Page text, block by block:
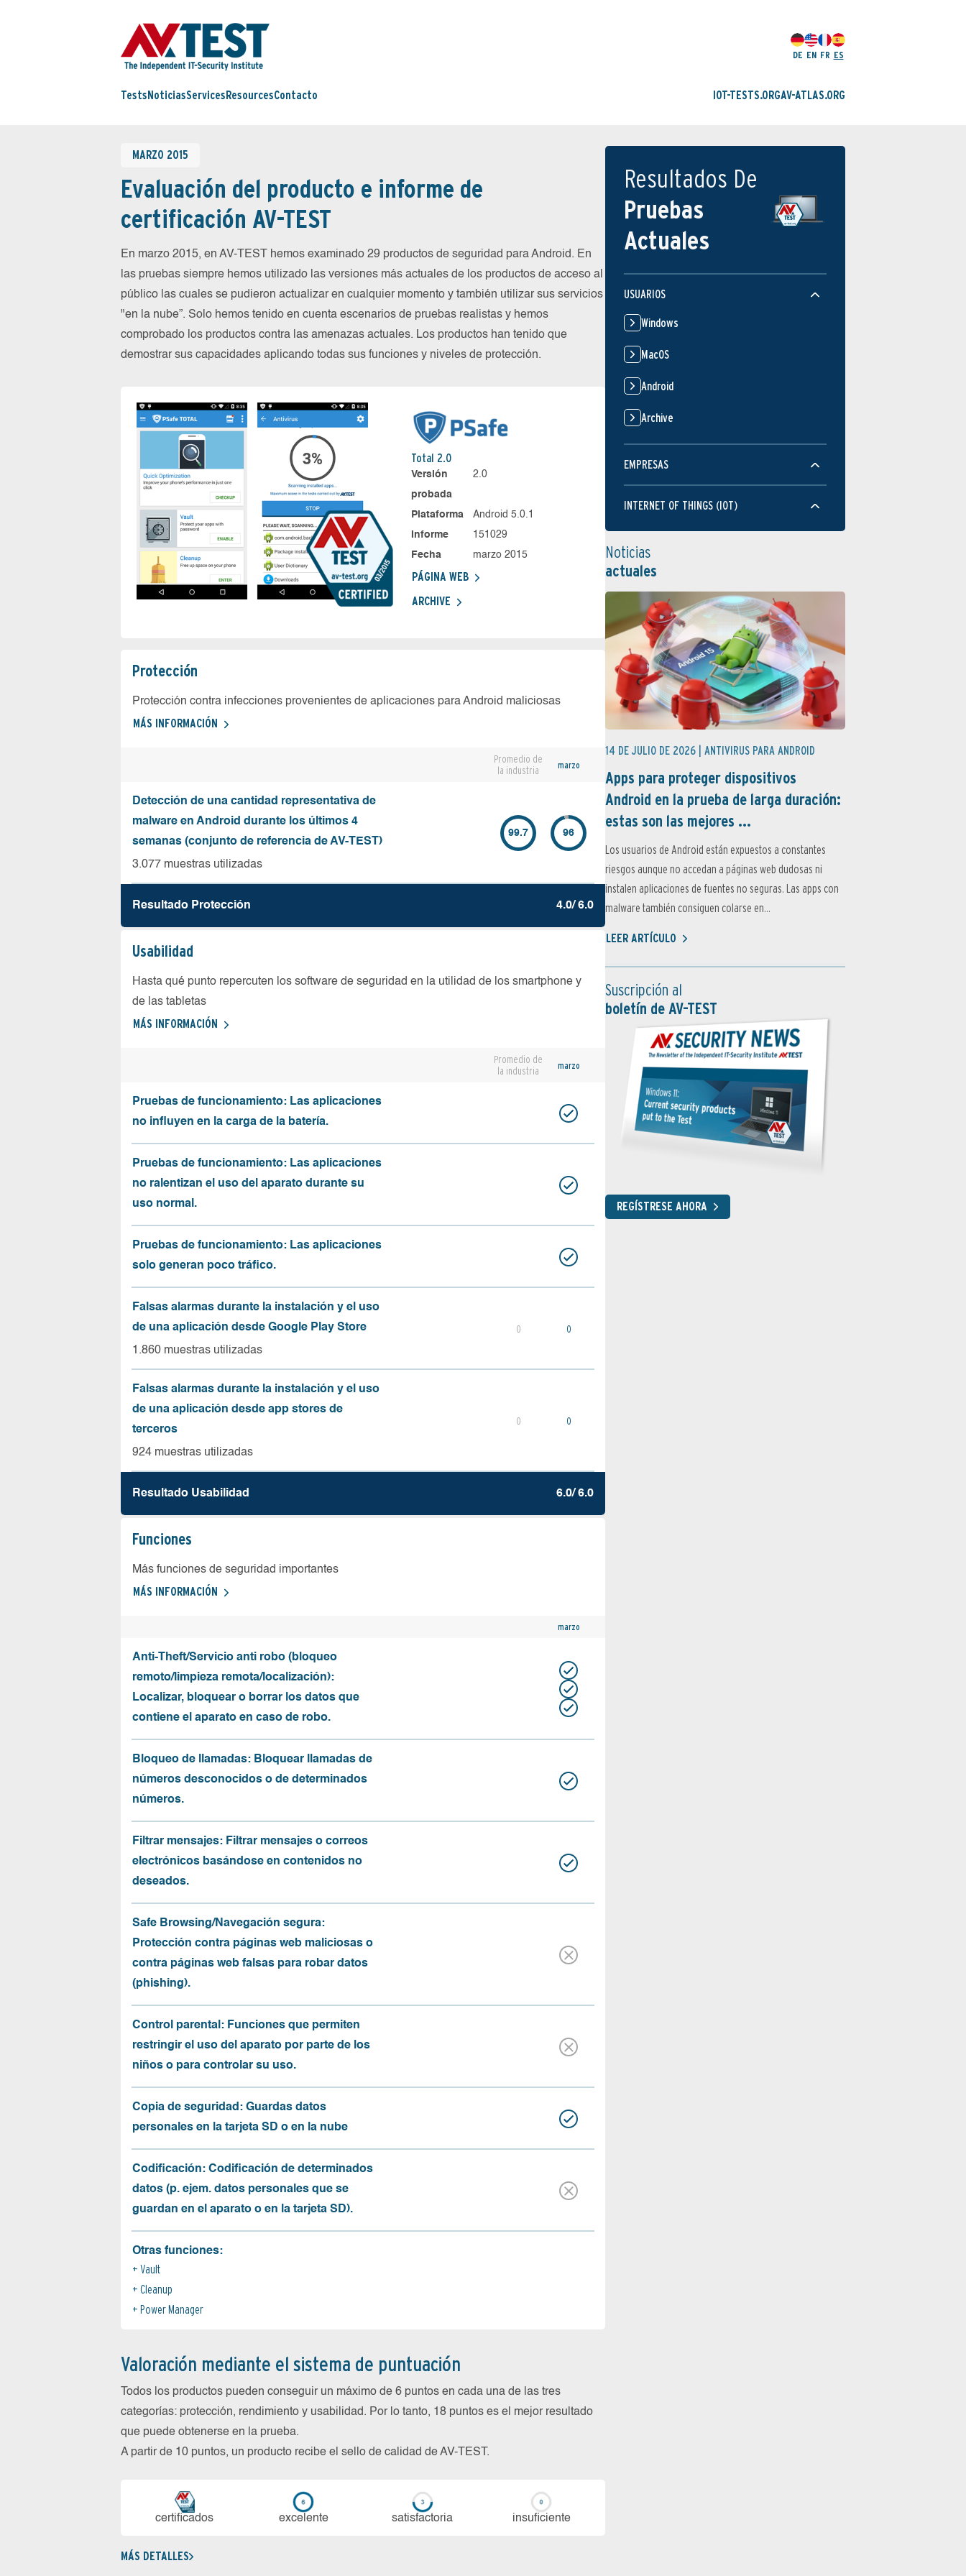
DE EN FR ES
Tests NoticiasServices ResourcesContacto IOT-TESTS.ORGAV-ATLAS.ORG
MARZO 2015
Evaluación del producto e informe de
certificación AV-TEST
En marzo 2015, en AV-TEST hemos examinado 29 productos de seguridad para Android. En
las pruebas siempre hemos utilizado las versiones más actuales de los productos de acceso al
público las cuales se pudieron actualizar en cualquier momento y también utilizar sus servicios
"en la nube”. Solo hemos tenido en cuenta escenarios de pruebas realistas y hemos
comprobado los productos contra las amenazas actuales. Los productos han tenido que
demostrar sus capacidades aplicando todas sus funciones y niveles de protección.
Total 2.0
Versión
probada
2.0
Plataforma
Android 5.0.1
Informe
151029
Fecha
marzo 2015
PÁGINA WEB
ARCHIVE
Protección
Protección contra infecciones provenientes de aplicaciones para Android maliciosas
MÁS INFORMACIÓN
Promedio de
la industria
marzo
Detección de una cantidad representativa de
malware en Android durante los últimos 4
semanas (conjunto de referencia de AV-TEST)
3.077 muestras utilizadas
99.7 96
Resultado Protección 4.0/ 6.0
Usabilidad
Hasta qué punto repercuten los software de seguridad en la utilidad de los smartphone y
de las tabletas
MÁS INFORMACIÓN
Promedio de
la industria
marzo
Pruebas de funcionamiento: Las aplicaciones
no influyen en la carga de la batería.
Pruebas de funcionamiento: Las aplicaciones
no ralentizan el uso del aparato durante su
uso normal.
Pruebas de funcionamiento: Las aplicaciones
solo generan poco tráfico.
Falsas alarmas durante la instalación y el uso
de una aplicación desde Google Play Store
1.860 muestras utilizadas
0 0
Falsas alarmas durante la instalación y el uso
de una aplicación desde app stores de
terceros
924 muestras utilizadas
0 0
Resultado Usabilidad 6.0/ 6.0
Funciones
Más funciones de seguridad importantes
MÁS INFORMACIÓN
marzo
Anti-Theft/Servicio anti robo (bloqueo
remoto/limpieza remota/localización):
Localizar, bloquear o borrar los datos que
contiene el aparato en caso de robo.
Bloqueo de llamadas: Bloquear llamadas de
números desconocidos o de determinados
números.
Filtrar mensajes: Filtrar mensajes o correos
electrónicos basándose en contenidos no
deseados.
Safe Browsing/Navegación segura:
Protección contra páginas web maliciosas o
contra páginas web falsas para robar datos
(phishing).
Control parental: Funciones que permiten
restringir el uso del aparato por parte de los
niños o para controlar su uso.
Copia de seguridad: Guardas datos
personales en la tarjeta SD o en la nube
Codificación: Codificación de determinados
datos (p. ejem. datos personales que se
guardan en el aparato o en la tarjeta SD).
Otras funciones:
Vault
Cleanup
Power Manager
Valoración mediante el sistema de puntuación
Todos los productos pueden conseguir un máximo de 6 puntos en cada una de las tres
categorías: protección, rendimiento y usabilidad. Por lo tanto, 18 puntos es el mejor resultado
que puede obtenerse en la prueba.
A partir de 10 puntos, un producto recibe el sello de calidad de AV-TEST.
certi­ficados ex­ce­len­te sa­tis­fac­to­ria in­su­fi­cien­te
MÁS DETALLES
Resultados De
Pruebas
Actuales
USUARIOS
Windows
MacOS
Android
Archive
EMPRESAS
INTERNET OF THINGS (IOT)
Noticias
actuales
14 DE JULIO DE 2026 | ANTIVIRUS PARA ANDROID
Apps para proteger dispositivos
Android en la prueba de larga duración:
estas son las mejores ...
Los usuarios de Android están expuestos a constantes
riesgos aunque no accedan a páginas web dudosas ni
instalen aplicaciones de fuentes no seguras. Las apps con
malware también consiguen colarse en...
LEER ARTÍCULO
Suscripción al
boletín de AV-TEST
REGÍSTRESE AHORA